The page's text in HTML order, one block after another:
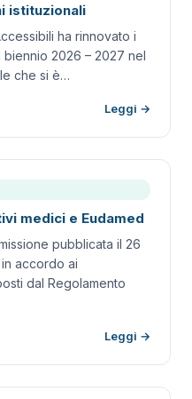
istituzionali
ha rinnovato i
2026 – 2027 nel
che si è…
Leggi →
medici e Eudamed
pubblicata il 26
accordo ai
dal Regolamento
Leggi →